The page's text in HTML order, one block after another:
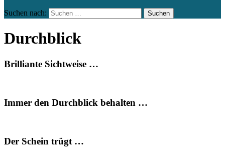
Suchen nach:
Durchblick
Brilliante Sichtweise …
Immer den Durchblick behalten …
Der Schein trügt …